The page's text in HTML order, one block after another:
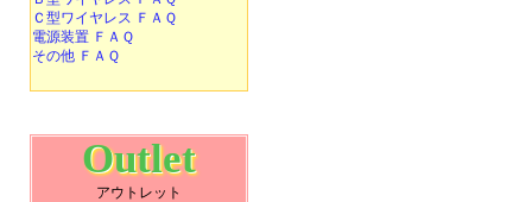
Ｃ型ワイヤレス ＦＡＱ
電源装置 ＦＡＱ
その他 ＦＡＱ
Outlet
アウトレット